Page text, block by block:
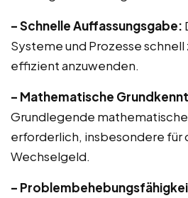
– Schnelle Auffassungsgabe:
Systeme und Prozesse schnell
effizient anzuwenden.
– Mathematische
Grundlegende
erforderlich, insbesondere für
Wechselgeld.
–